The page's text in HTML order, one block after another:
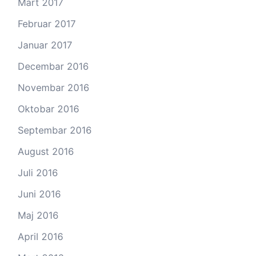
Mart 2017
Februar 2017
Januar 2017
Decembar 2016
Novembar 2016
Oktobar 2016
Septembar 2016
August 2016
Juli 2016
Juni 2016
Maj 2016
April 2016